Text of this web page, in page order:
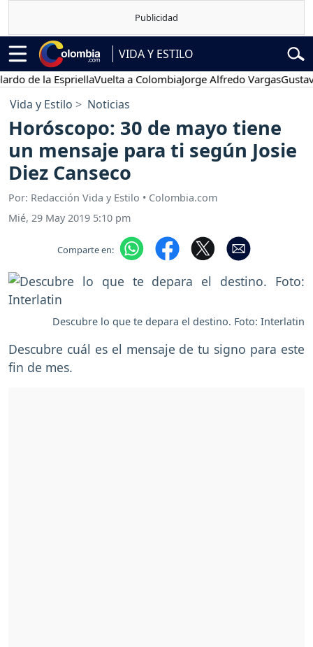
VIDA Y ESTILO
la EspriellaVuelta a ColombiaJorge Alfredo VargasGustavo
Vida y Estilo Noticias
Horóscopo: 30 de mayo tiene
un mensaje para ti según Josie
Diez Canseco
Por: Redacción Vida y Estilo • Colombia.com
Mié, 29 May 2019 5:10 pm
Comparte en:
Descubre lo que te depara el destino. Foto: Interlatin
Descubre cuál es el mensaje de tu signo para este
fin de mes.